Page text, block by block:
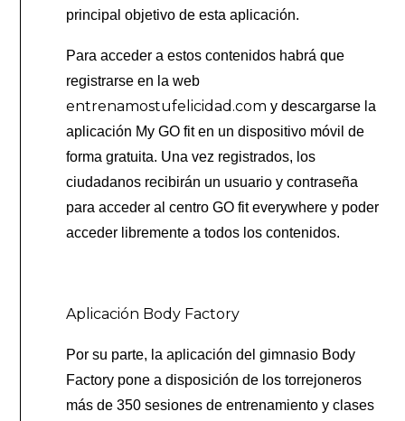
principal objetivo de esta aplicación.
Para acceder a estos contenidos habrá que
registrarse en la web
entrenamostufelicidad.com y descargarse la
aplicación My GO fit en un dispositivo móvil de
forma gratuita. Una vez registrados, los
ciudadanos recibirán un usuario y contraseña
para acceder al centro GO fit everywhere y poder
acceder libremente a todos los contenidos.
Aplicación Body Factory
Por su parte, la aplicación del gimnasio Body
Factory pone a disposición de los torrejoneros
más de 350 sesiones de entrenamiento y clases